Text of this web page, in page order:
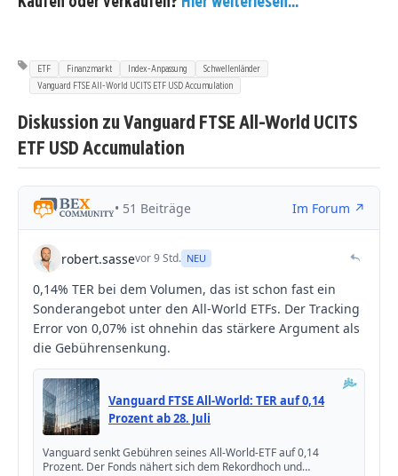
ETF Finanzmarkt Index-Anpassung
Schwellenländer
Vanguard FTSE All-World UCITS ETF USD Accumulation
Diskussion zu Vanguard FTSE All-World UCITS
ETF USD Accumulation